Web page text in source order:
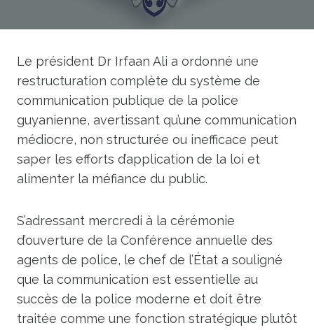
Le président Dr Irfaan Ali a ordonné une
restructuration complète du système de
communication publique de la police
guyanienne, avertissant qu’une communication
médiocre, non structurée ou inefficace peut
saper les efforts d’application de la loi et
alimenter la méfiance du public.
S’adressant mercredi à la cérémonie
d’ouverture de la Conférence annuelle des
agents de police, le chef de l’État a souligné
que la communication est essentielle au
succès de la police moderne et doit être
traitée comme une fonction stratégique plutôt